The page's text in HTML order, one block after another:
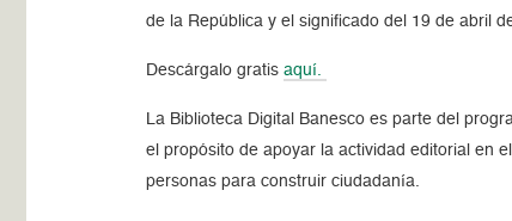
de la República y el significado del 19 de abril
Descárgalo gratisaquí.
La Biblioteca Digital Banesco es parte del
el propósito de apoyar la actividad editorial en
personas para construir ciudadanía.